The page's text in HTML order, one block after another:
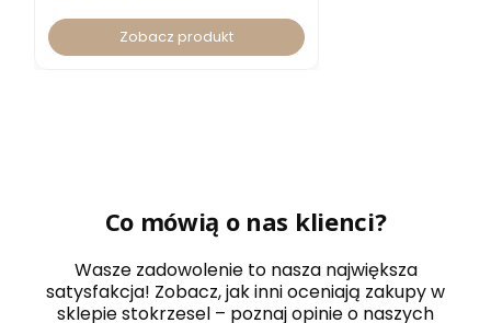
Zobacz produkt
Co mówią o nas klienci?
Wasze zadowolenie to nasza największa
satysfakcja! Zobacz, jak inni oceniają zakupy w
sklepie stokrzesel – poznaj opinie o naszych